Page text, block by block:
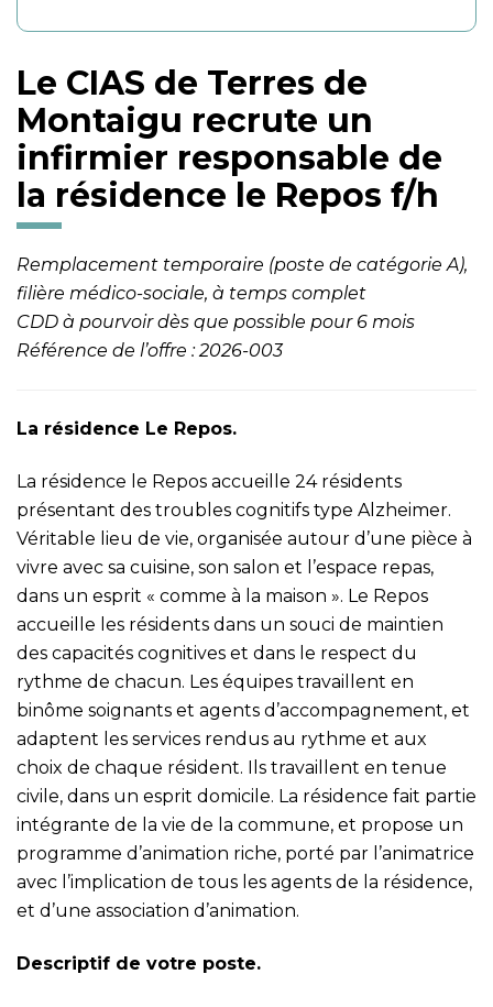
Le CIAS de Terres de
Montaigu recrute un
infirmier responsable de
la résidence le Repos f/h
Remplacement temporaire (poste de catégorie A),
filière médico-sociale, à temps complet
CDD à pourvoir dès que possible pour 6 mois
Référence de l’offre : 2026-003
La résidence Le Repos.
La résidence le Repos accueille 24 résidents
présentant des troubles cognitifs type Alzheimer.
Véritable lieu de vie, organisée autour d’une pièce à
vivre avec sa cuisine, son salon et l’espace repas,
dans un esprit « comme à la maison ». Le Repos
accueille les résidents dans un souci de maintien
des capacités cognitives et dans le respect du
rythme de chacun. Les équipes travaillent en
binôme soignants et agents d’accompagnement, et
adaptent les services rendus au rythme et aux
choix de chaque résident. Ils travaillent en tenue
civile, dans un esprit domicile. La résidence fait partie
intégrante de la vie de la commune, et propose un
programme d’animation riche, porté par l’animatrice
avec l’implication de tous les agents de la résidence,
et d’une association d’animation.
Descriptif de votre poste.